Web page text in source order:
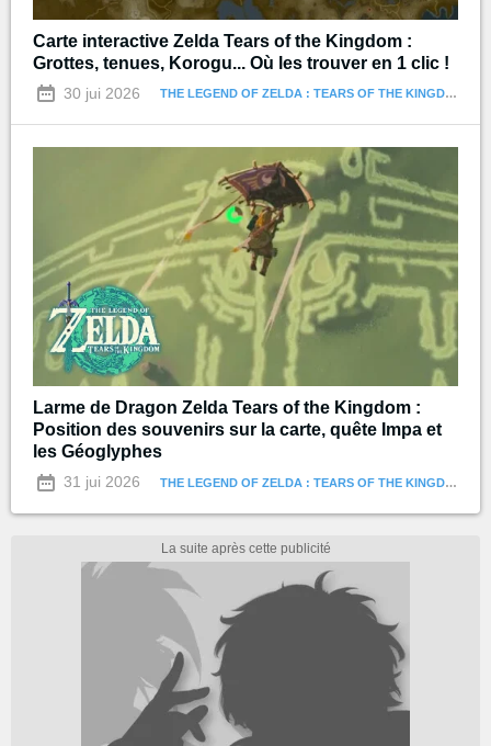
Carte interactive Zelda Tears of the Kingdom :
Grottes, tenues, Korogu... Où les trouver en 1 clic !
30 jui 2026 THE LEGEND OF ZELDA : TEARS OF THE KINGDOM
Larme de Dragon Zelda Tears of the Kingdom :
Position des souvenirs sur la carte, quête Impa et
les Géoglyphes
31 jui 2026 THE LEGEND OF ZELDA : TEARS OF THE KINGDOM